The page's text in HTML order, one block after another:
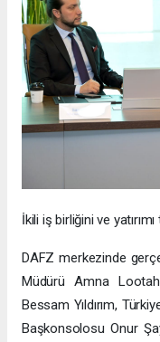
İkili iş birliğini ve
DAFZ merkezinde
Müdürü Amna
Bessam Yıldırım,
Başkonsolosu Onur